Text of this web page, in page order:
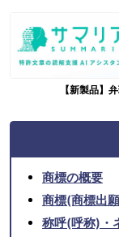
【新製品】
商標の概要
商標(商標出
称呼(呼称)・